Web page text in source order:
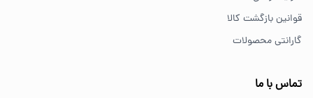
قوانین بازگشت کالا
گارانتی محصولات
تماس با ما